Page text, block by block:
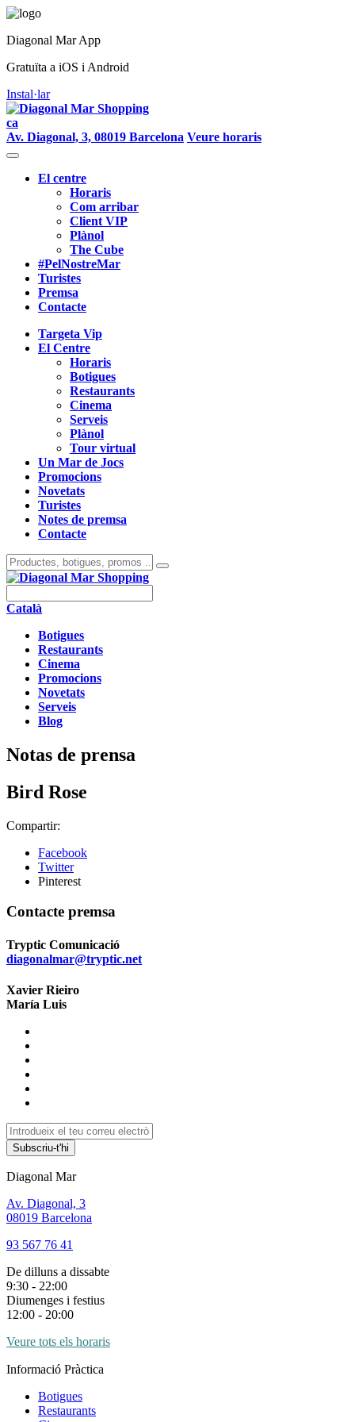
Diagonal Mar App
Gratuïta a iOS i Android
Instal·lar
ca
Av. Diagonal, 3, 08019 Barcelona Veure horaris
El centre
Horaris
Com arribar
Client VIP
Plànol
The Cube
#PelNostreMar
Turistes
Premsa
Contacte
Targeta Vip
El Centre
Horaris
Botigues
Restaurants
Cinema
Serveis
Plànol
Tour virtual
Un Mar de Jocs
Promocions
Novetats
Turistes
Notes de premsa
Contacte
Català
Botigues
Restaurants
Cinema
Promocions
Novetats
Serveis
Blog
Notas de prensa
Bird Rose
Compartir:
Facebook
Twitter
Pinterest
Contacte premsa
Tryptic Comunicació
diagonalmar@tryptic.net
Xavier Rieiro
María Luis
Subscriu-t'hi
Diagonal Mar
Av. Diagonal, 3
08019 Barcelona
93 567 76 41
De dilluns a dissabte
9:30 - 22:00
Diumenges i festius
12:00 - 20:00
Veure tots els horaris
Informació Pràctica
Botigues
Restaurants